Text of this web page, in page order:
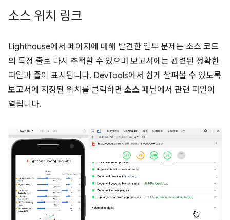
소스 위치 링크
Lighthouse에서 페이지에 대해 발견한 일부 문제는 소스 코드
의 특정 줄로 다시 추적할 수 있으며 보고서에는 관련된 정확한
파일과 줄이 표시됩니다. DevTools에서 쉽게 살펴볼 수 있도록
보고서에 지정된 위치를 클릭하면 소스 패널에서 관련 파일이
열립니다.